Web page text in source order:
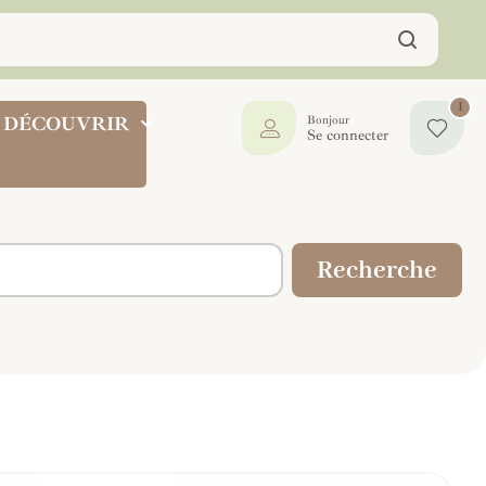
DÉCOUVRIR
1
Bonjour
Se connecter
Recherche